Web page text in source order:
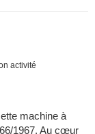
activité
machine à
1967, Au cœur